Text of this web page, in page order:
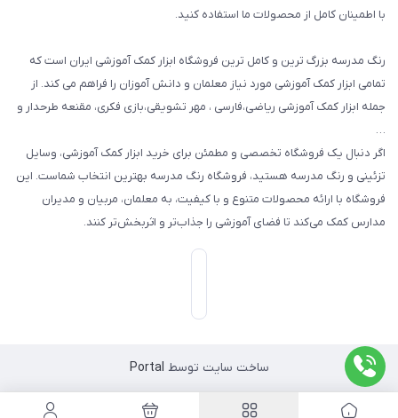
سایر محصولات
با اطمینان کامل از محصولات ما استفاده کنید.
رنگ مدرسه بزرگ ترین و کامل ترین فروشگاه ابزار کمک آموزشی ایران است که
تمامی ابزار کمک آموزشی مورد نیاز معلمان و دانش آموزان را فراهم می کند. از
جمله ابزار کمک آموزشی ریاضی،فارسی ، مهر تشویقی،بازی فکری، مقنعه طرحدار و
…
اگر دنبال یک فروشگاه تخصصی و مطمئن برای خرید ابزار کمک آموزشی، وسایل
تزئینی و رنگ مدرسه هستید، فروشگاه رنگ مدرسه بهترین انتخاب شماست. این
فروشگاه با ارائه محصولات متنوع و با کیفیت، به معلمان، مربیان و مدیران
مدارس کمک می‌کند تا فضای آموزشی را جذاب‌تر و اثربخش‌تر کنند.
ساخت سایت توسط Portal